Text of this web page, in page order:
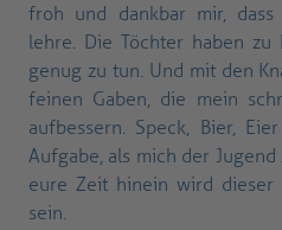
froh und dankbar mir,
lehre. Die Töchter haben
genug zu tun. Und mit den
feinen Gaben, die mein
aufbessern. Speck, Bier,
Aufgabe, als mich der
eure Zeit hinein wird dieser
sein.